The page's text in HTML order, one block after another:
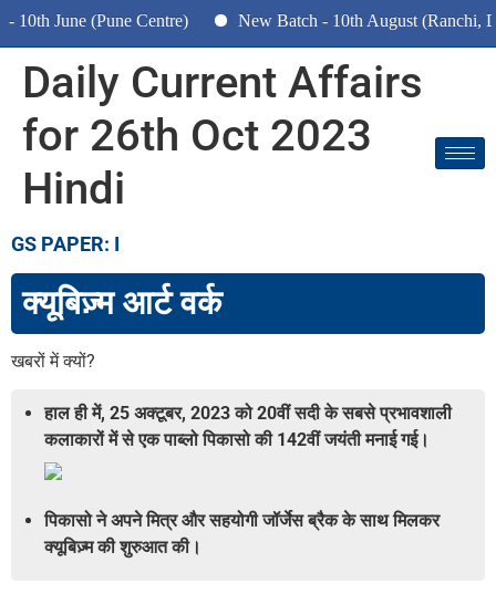
June (Pune Centre) New Batch - 10th August (Ranchi,
Daily Current Affairs
for 26th Oct 2023
Hindi
GS PAPER: I
क्यूबिज़्म आर्ट वर्क
खबरों में क्यों?
हाल ही में, 25 अक्टूबर, 2023 को 20वीं सदी के सबसे प्रभावशाली
कलाकारों में से एक पाब्लो पिकासो की 142वीं जयंती मनाई गई।
पिकासो ने अपने मित्र और सहयोगी जॉर्जेस ब्रैक के साथ मिलकर
क्यूबिज़्म की शुरुआत की।